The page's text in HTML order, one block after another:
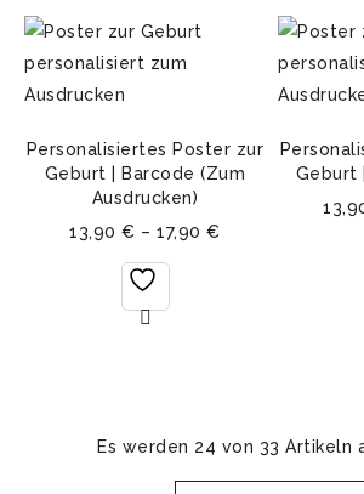
Personalisiertes Poster zur
Geburt | Barcode (Zum
Ausdrucken)
13,90€ –17,90€
Geburt
Es werden 24 von 33 Artikeln